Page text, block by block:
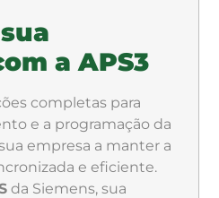
a APS3
completas para
e a programação da
empresa a manter a
e eficiente.
da Siemens, sua